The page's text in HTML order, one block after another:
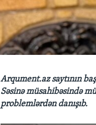
Arqument.az saytının
Səsinə müsahibəsində
problemlərdən danışıb.